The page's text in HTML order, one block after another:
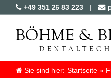
+49 351 26 83 223
Sie sind hier: Startseite »